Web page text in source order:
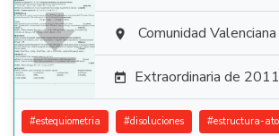
  Comunidad Valenciana
 Extraordinaria de 2011
#estequiometria #disoluciones #estructura-